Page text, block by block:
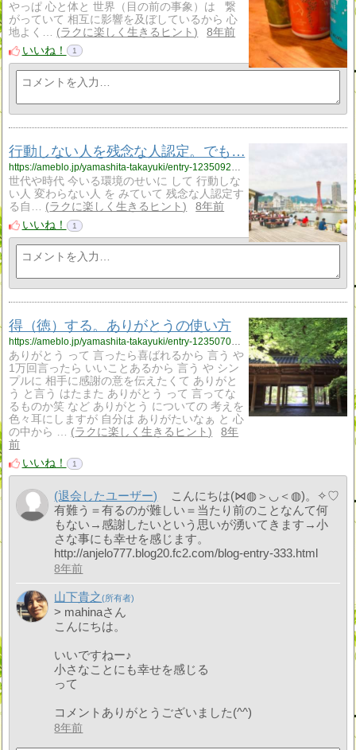
やっぱ 心と体と 世界（目の前の事象）は 繋
がっていて 相互に影響を及ぼしているから 心
地よく…
ラクに楽しく生きるヒント
8年前
いいね！
1
行動しない人を残念な人認定。でも…
https://ameblo.jp/yamashita-takayuki/entry-12350926717.html
世代や時代 今いる環境のせいに して 行動しな
い人 変わらない人 を みていて 残念な人認定す
る自…
ラクに楽しく生きるヒント
8年前
いいね！
1
得（徳）する。ありがとうの使い方
https://ameblo.jp/yamashita-takayuki/entry-12350701948.html
ありがとう って 言ったら喜ばれるから 言う や
1万回言ったら いいことあるから 言う や シン
プルに 相手に感謝の意を伝えたくて ありがと
う と言う はたまた ありがとう って 言ってな
るものか笑 など ありがとう についての 考えを
色々耳にしますが 自分は ありがたいなぁ と 心
の中から …
ラクに楽しく生きるヒント
8年
前
いいね！
1
(退会したユーザー)
こんにちは(⋈◍＞◡＜◍)。✧♡
有難う＝有るのが難しい＝当たり前のことなんて何
もない→感謝したいという思いが湧いてきます→小
さな事にも幸せを感じます。
http://anjelo777.blog20.fc2.com/blog-entry-333.html
8年前
山下貴之
> mahinaさん
こんにちは。
いいですねー♪
小さなことにも幸せを感じる
って
コメントありがとうございました(^^)
8年前